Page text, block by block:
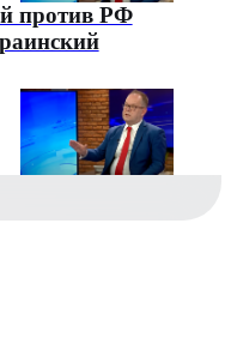
против РФ